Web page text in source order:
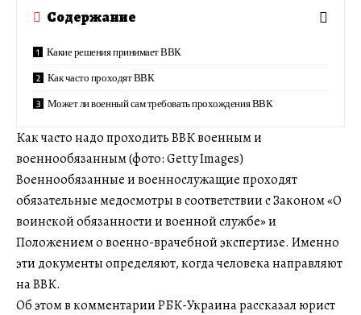
Содержание
Какие решения принимает ВВК
Как часто проходят ВВК
Может ли военный сам требовать прохождения ВВК
Как часто надо проходить ВВК военным и
военнообязанным (фото: Getty Images)
Военнообязанные и военнослужащие проходят
обязательные медосмотры в соответствии с Законом «О
воинской обязанности и военной службе» и
Положением о военно-врачебной экспертизе. Именно
эти документы определяют, когда человека направляют
на ВВК.
Об этом в комментарии РБК-Украина рассказал юрист